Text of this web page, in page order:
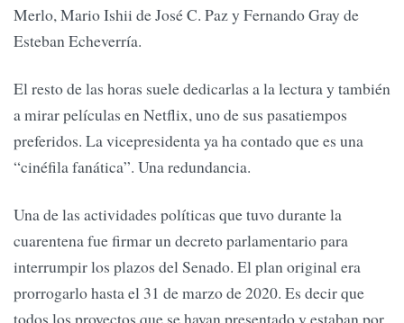
Merlo, Mario Ishii de José C. Paz y Fernando Gray de
Esteban Echeverría.
El resto de las horas suele dedicarlas a la lectura y también
a mirar películas en Netflix, uno de sus pasatiempos
preferidos. La vicepresidenta ya ha contado que es una
“cinéfila fanática”. Una redundancia.
Una de las actividades políticas que tuvo durante la
cuarentena fue firmar un decreto parlamentario para
interrumpir los plazos del Senado. El plan original era
prorrogarlo hasta el 31 de marzo de 2020. Es decir que